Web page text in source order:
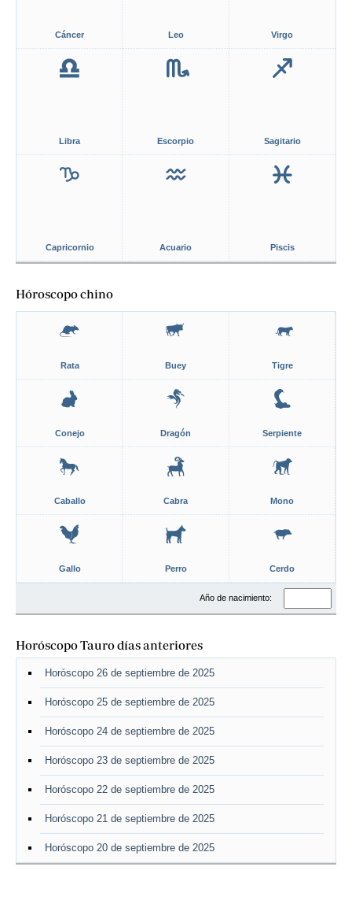
Cáncer Leo Virgo
Libra Escorpio Sagitario
Capricornio Acuario Piscis
Hóroscopo chino
Rata Buey Tigre
Conejo Dragón Serpiente
Caballo Cabra Mono
Gallo Perro Cerdo
Año de nacimiento:
Horóscopo Tauro días anteriores
Horóscopo 26 de septiembre de 2025
Horóscopo 25 de septiembre de 2025
Horóscopo 24 de septiembre de 2025
Horóscopo 23 de septiembre de 2025
Horóscopo 22 de septiembre de 2025
Horóscopo 21 de septiembre de 2025
Horóscopo 20 de septiembre de 2025